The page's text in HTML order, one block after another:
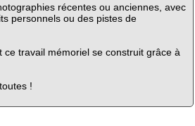
récentes ou anciennes, avec
personnels ou des pistes de
ce travail mémoriel se construit grâce à
!